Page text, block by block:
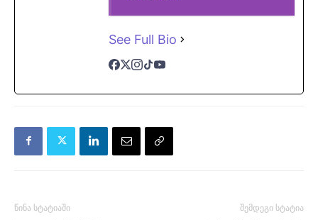
See Full Bio
წინა სტატიაში შემდეგი სტატია